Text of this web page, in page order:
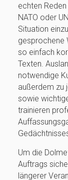
echten
NATO oder
Situation
gesprochene
so einfach
Texten.
notwendige
außerdem zu
sowie
trainieren
Um die
Auftrags
längerer